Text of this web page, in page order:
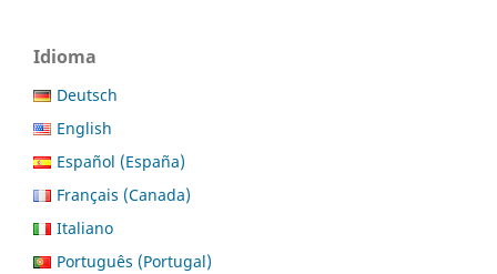
Idioma
Deutsch
English
Español (España)
Français (Canada)
Italiano
Português (Portugal)